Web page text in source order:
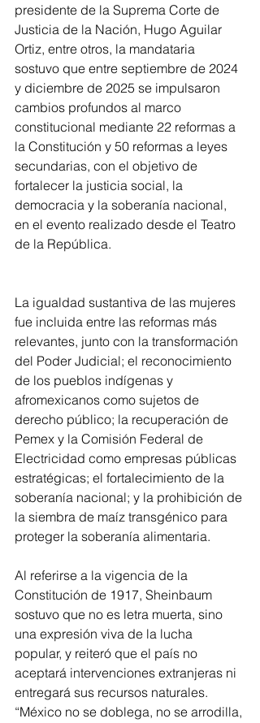
presidente de la Suprema Corte de
Justicia de la Nación, Hugo Aguilar
Ortiz, entre otros, la mandataria
sostuvo que entre septiembre de 2024
y diciembre de 2025 se impulsaron
cambios profundos al marco
constitucional mediante 22 reformas a
la Constitución y 50 reformas a leyes
secundarias, con el objetivo de
fortalecer la justicia social, la
democracia y la soberanía nacional,
en el evento realizado desde el Teatro
de la República.
La igualdad sustantiva de las mujeres
fue incluida entre las reformas más
relevantes, junto con la transformación
del Poder Judicial; el reconocimiento
de los pueblos indígenas y
afromexicanos como sujetos de
derecho público; la recuperación de
Pemex y la Comisión Federal de
Electricidad como empresas públicas
estratégicas; el fortalecimiento de la
soberanía nacional; y la prohibición de
la siembra de maíz transgénico para
proteger la soberanía alimentaria.
Al referirse a la vigencia de la
Constitución de 1917, Sheinbaum
sostuvo que no es letra muerta, sino
una expresión viva de la lucha
popular, y reiteró que el país no
aceptará intervenciones extranjeras ni
entregará sus recursos naturales.
“México no se doblega, no se arrodilla,